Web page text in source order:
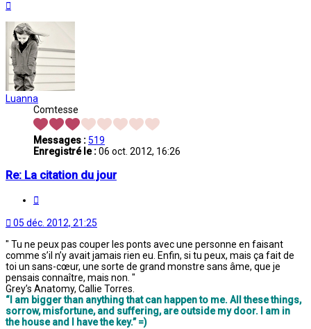
Luanna
Comtesse
Messages :519
Enregistré le :06 oct. 2012, 16:26
Re: La citation du jour
05 déc. 2012, 21:25
" Tu ne peux pas couper les ponts avec une personne en faisant
comme s’il n’y avait jamais rien eu. Enfin, si tu peux, mais ça fait de
toi un sans-cœur, une sorte de grand monstre sans âme, que je
pensais connaître, mais non. "
Grey’s Anatomy, Callie Torres.
“I am bigger than anything that can happen to me. All these things,
sorrow, misfortune, and suffering, are outside my door. I am in
the house and I have the key.” =)